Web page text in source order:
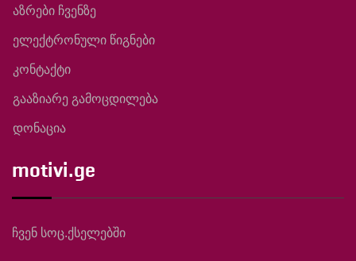
აზრები ჩვენზე
ელექტრონული წიგნები
კონტაქტი
გააზიარე გამოცდილება
დონაცია
motivi.ge
ჩვენ სოც.ქსელებში